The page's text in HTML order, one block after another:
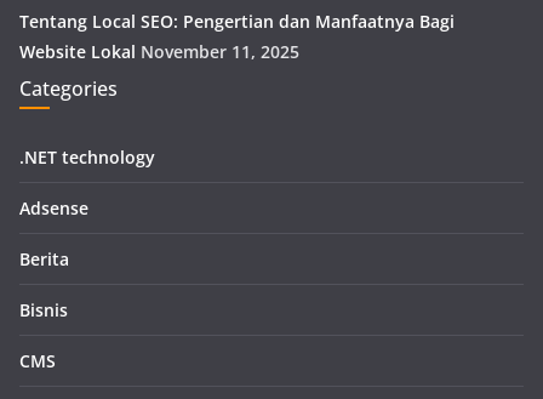
Tentang Local SEO: Pengertian dan Manfaatnya Bagi
Website Lokal November 11, 2025
Categories
.NET technology
Adsense
Berita
Bisnis
CMS